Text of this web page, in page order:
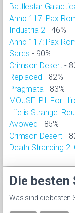
Battlestar
Anno 117: Pax
Industria 2 - 46%
Anno 117: Pax
Saros - 90%
Crimson Desert -
Replaced - 82%
Pragmata - 83%
MOUSE: P.I. For
Life is Strange:
Avowed - 85%
Crimson Desert -
Death Stranding 2:
Die besten
Was sind die besten